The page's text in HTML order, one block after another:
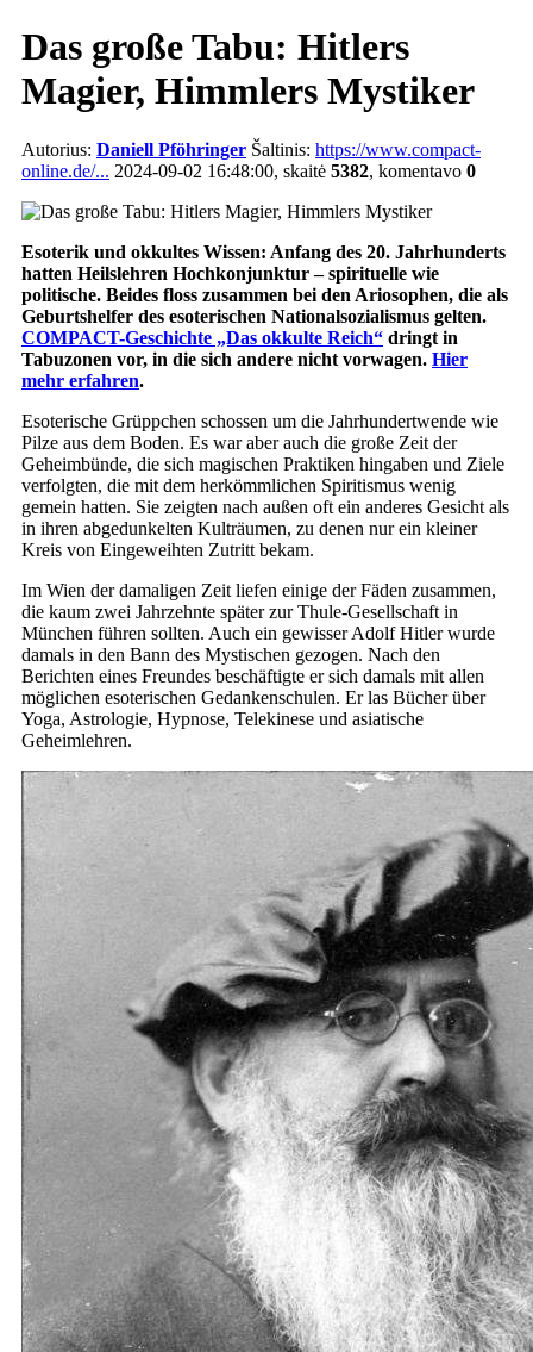
Das große Tabu: Hitlers
Magier, Himmlers Mystiker
Autorius: Daniell Pföhringer Šaltinis: https://www.compact-
online.de/... 2024-09-02 16:48:00, skaitė 5382, komentavo 0
Esoterik und okkultes Wissen: Anfang des 20. Jahrhunderts
hatten Heilslehren Hochkonjunktur – spirituelle wie
politische. Beides floss zusammen bei den Ariosophen, die als
Geburtshelfer des esoterischen Nationalsozialismus gelten.
COMPACT-Geschichte „Das okkulte Reich“ dringt in
Tabuzonen vor, in die sich andere nicht vorwagen. Hier
mehr erfahren.
Esoterische Grüppchen schossen um die Jahrhundertwende wie
Pilze aus dem Boden. Es war aber auch die große Zeit der
Geheimbünde, die sich magischen Praktiken hingaben und Ziele
verfolgten, die mit dem herkömmlichen Spiritismus wenig
gemein hatten. Sie zeigten nach außen oft ein anderes Gesicht als
in ihren abgedunkelten Kulträumen, zu denen nur ein kleiner
Kreis von Eingeweihten Zutritt bekam.
Im Wien der damaligen Zeit liefen einige der Fäden zusammen,
die kaum zwei Jahrzehnte später zur Thule-Gesellschaft in
München führen sollten. Auch ein gewisser Adolf Hitler wurde
damals in den Bann des Mystischen gezogen. Nach den
Berichten eines Freundes beschäftigte er sich damals mit allen
möglichen esoterischen Gedankenschulen. Er las Bücher über
Yoga, Astrologie, Hypnose, Telekinese und asiatische
Geheimlehren.